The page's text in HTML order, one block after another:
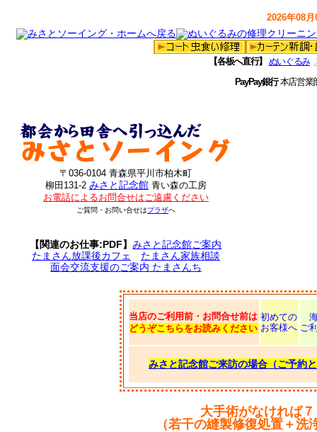
2026年08
【各板へ直行】 ぬいぐるみ
PayPay銀行本店営
〒036-0104 青森県平川市柏木町
柳田131-2 みさと記念館 青い森の工房
お電話によるお問合せはご遠慮ください
ご質問・お問い合せはプラザへ
【関連のお仕事:PDF】みさと記念館ご案内
たまさん放課後カフェ
たまさん家族相談
面会交流支援のご案内 たまさんち
当店のご利用前・お問合せ前は
どうぞこちらをお読みください
初めての
お客様へ ご
みさと記念館ご来訪の場合（ご予約
大手術がなければ
（若干の縫製修復処置＋